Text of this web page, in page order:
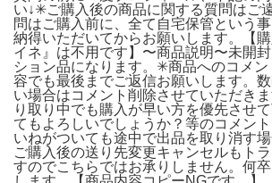
い↓✳︎ご購入後の商品に関する質問はご
問はご購入前に、全て自宅保管という
納得いただいてからお願いします。【
イネ』は不用です】〜商品説明〜未開
ション品になります。✳︎商品へのコメ
容でも最後までご返信お願いします。
い場合はコメント削除させていただき
り取り中でも購入が早い方を優先させ
てもよろしいでしょうか？等のコメン
いねがついても途中で出品を取り消す
ご購入後の送り先変更キャンセルもト
すのでこちらではお承りしません。何